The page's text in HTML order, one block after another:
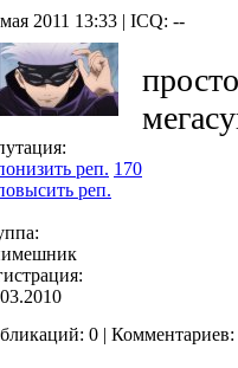
2011 13:33 | ICQ: --
170
0 | Комментариев: